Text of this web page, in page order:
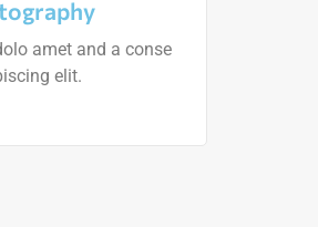
amet and a conse
elit.